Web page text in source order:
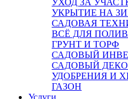
УХОД ЗА
УКРЫТИЕ НА
САДОВАЯ
ВСЁ ДЛЯ
ГРУНТ И ТОРФ
САДОВЫЙ
САДОВЫЙ
УДОБРЕНИЯ И
ГАЗОН
Услуги